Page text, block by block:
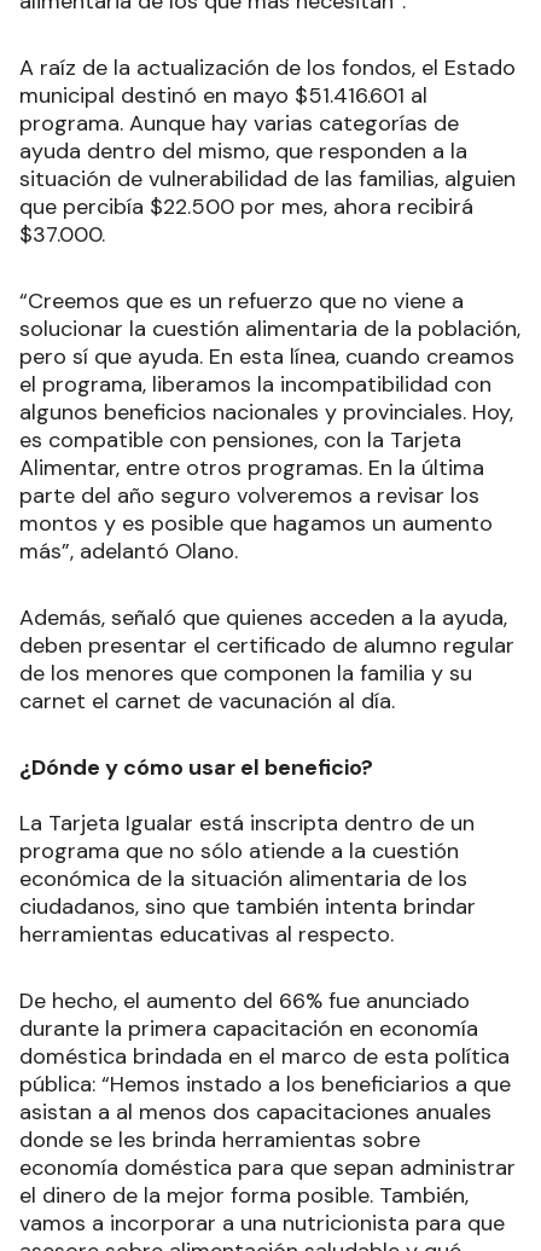
A raíz de la actualización de los fondos, el Estado
municipal destinó en mayo $51.416.601 al
programa. Aunque hay varias categorías de
ayuda dentro del mismo, que responden a la
situación de vulnerabilidad de las familias, alguien
que percibía $22.500 por mes, ahora recibirá
$37.000.
“Creemos que es un refuerzo que no viene a
solucionar la cuestión alimentaria de la población,
pero sí que ayuda. En esta línea, cuando creamos
el programa, liberamos la incompatibilidad con
algunos beneficios nacionales y provinciales. Hoy,
es compatible con pensiones, con la Tarjeta
Alimentar, entre otros programas. En la última
parte del año seguro volveremos a revisar los
montos y es posible que hagamos un aumento
más”, adelantó Olano.
Además, señaló que quienes acceden a la ayuda,
deben presentar el certificado de alumno regular
de los menores que componen la familia y su
carnet el carnet de vacunación al día.
¿Dónde y cómo usar el beneficio?
La Tarjeta Igualar está inscripta dentro de un
programa que no sólo atiende a la cuestión
económica de la situación alimentaria de los
ciudadanos, sino que también intenta brindar
herramientas educativas al respecto.
De hecho, el aumento del 66% fue anunciado
durante la primera capacitación en economía
doméstica brindada en el marco de esta política
pública: “Hemos instado a los beneficiarios a que
asistan a al menos dos capacitaciones anuales
donde se les brinda herramientas sobre
economía doméstica para que sepan administrar
el dinero de la mejor forma posible. También,
vamos a incorporar a una nutricionista para que